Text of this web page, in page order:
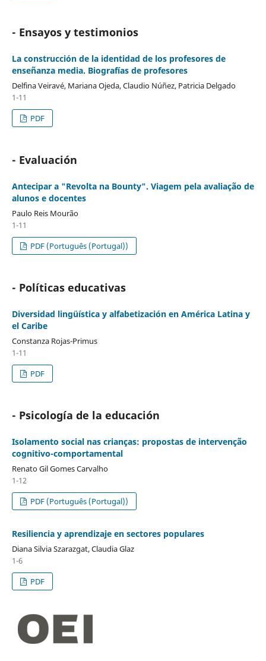
- Ensayos y testimonios
La construcción de la identidad de los profesores de
enseñanza media. Biografías de profesores
Delfina Veiravé, Mariana Ojeda, Claudio Núñez, Patricia Delgado
1-11
PDF
- Evaluación
Antecipar a "Revolta na Bounty". Viagem pela avaliação de
alunos e docentes
Paulo Reis Mourão
1-11
PDF (Português (Portugal))
- Políticas educativas
Diversidad lingüística y alfabetización en América Latina y
el Caribe
Constanza Rojas-Primus
1-11
PDF
- Psicología de la educación
Isolamento social nas crianças: propostas de intervenção
cognitivo-comportamental
Renato Gil Gomes Carvalho
1-12
PDF (Português (Portugal))
Resiliencia y aprendizaje en sectores populares
Diana Silvia Szarazgat, Claudia Glaz
1-6
PDF